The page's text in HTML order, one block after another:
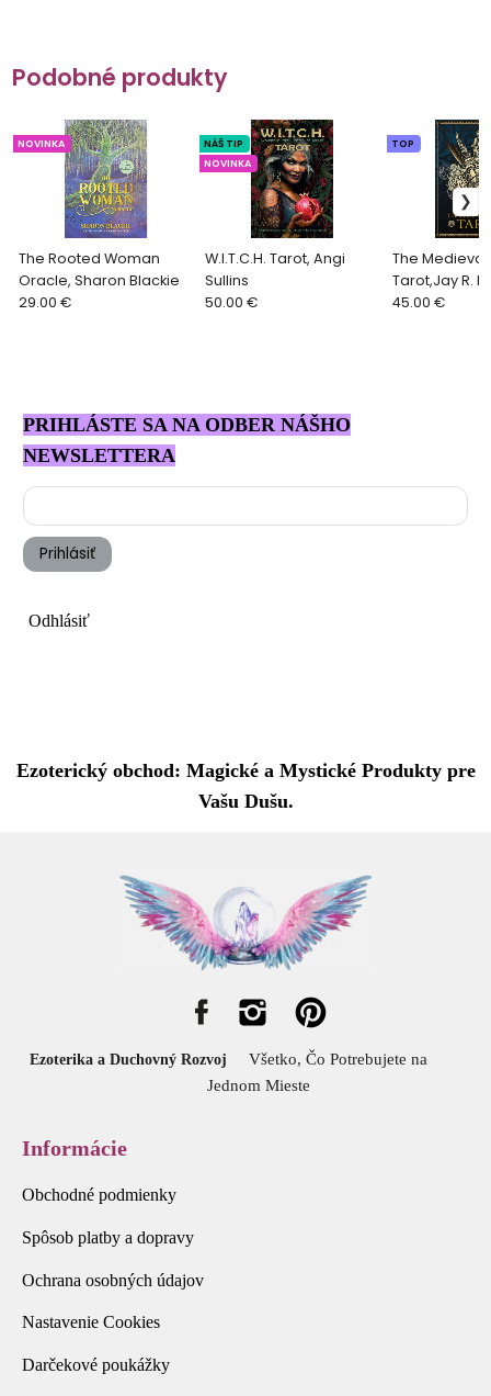
Podobné produkty
The Rooted Woman
Oracle, Sharon Blackie
NOVINKA
29.00 €
W.I.T.C.H. Tarot, Angi
Sullins
NÁŠ TIP
NOVINKA
50.00 €
The
Tarot,Jay R.
Alejandro R.
TOP
45.00 €
PRIHLÁSTE SA NA ODBER NÁŠHO
NEWSLETTERA
Prihlásiť
Odhlásiť
Ezoterický obchod: Magické a Mystické Produkty pre
Vašu Dušu.
Ezoterika a Duchovný Rozvoj
Všetko, Čo Potrebujete na
Jednom Mieste
Informácie
Obchodné podmienky
Spôsob platby a dopravy
Ochrana osobných údajov
Nastavenie Cookies
Darčekové poukážky